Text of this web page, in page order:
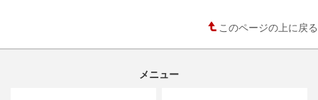
このページの上に戻る
メニュー